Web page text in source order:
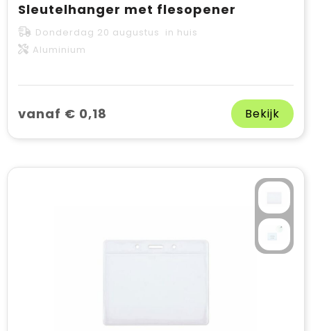
Sleutelhanger met flesopener
Donderdag 20 augustus in huis
Aluminium
vanaf € 0,18 Bekijk